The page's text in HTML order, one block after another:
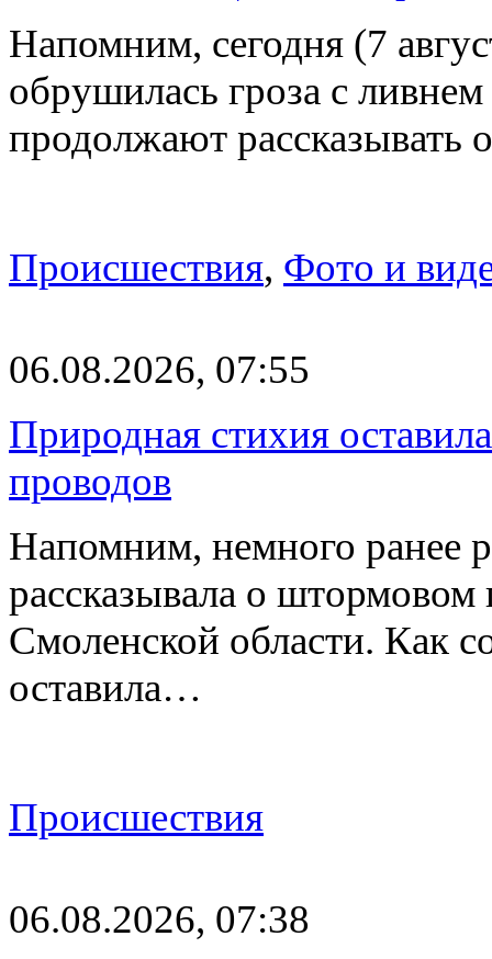
Напомним, сегодня (7
обрушилась гроза с
продолжают рассказывать
Происшествия, Фото и
06.08.2026, 07:55
Природная стихия
проводов
Напомним, немного ранее
рассказывала о
Смоленской области. Как
оставила…
Происшествия
06.08.2026, 07:38